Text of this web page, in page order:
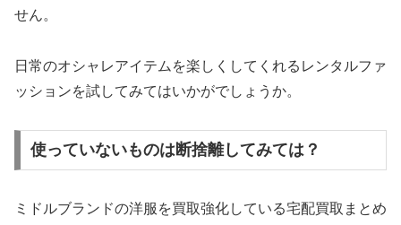
せん。
日常のオシャレアイテムを楽しくしてくれるレンタルファ
ッションを試してみてはいかがでしょうか。
使っていないものは断捨離してみては？
ミドルブランドの洋服を買取強化している宅配買取まとめ